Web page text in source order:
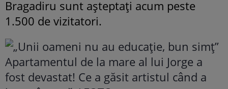
Bragadiru sunt așteptați acum peste
1.500 de vizitatori.